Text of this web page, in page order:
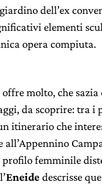
dell’ex
elementi
opera compiuta.
molto, che sazia
da scoprire: tra i
itinerario che
all’Appennino
femminile
Eneidedescrisse